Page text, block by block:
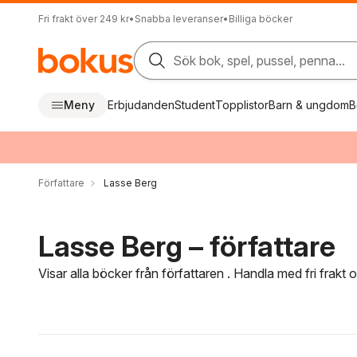
Fri frakt över 249 kr• Snabba leveranser• Billiga böcker
Sök bok, spel, pussel, penna...
Meny ErbjudandenStudentTopplistorBarn & ungdom
Författare Lasse Berg
Lasse Berg – författare
Visar alla böcker från författaren . Handla med fri frakt